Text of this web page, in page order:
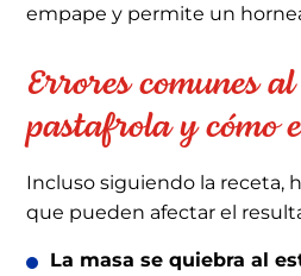
empape y permite un
Errores comunes
pastafrola y cómo
Incluso siguiendo la receta,
que pueden afectar el
La masa se quiebra al